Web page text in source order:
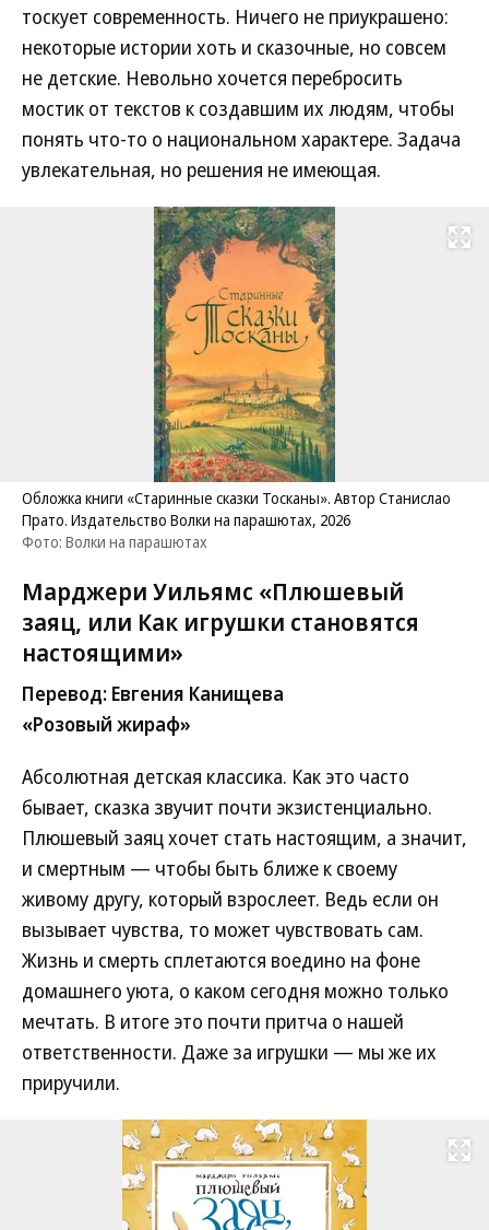
тоскует современность. Ничего не приукрашено:
некоторые истории хоть и сказочные, но совсем
не детские. Невольно хочется перебросить
мостик от текстов к создавшим их людям, чтобы
понять что-то о национальном характере. Задача
увлекательная, но решения не имеющая.
Развернуть
Обложка книги «Старинные сказки Тосканы». Автор Станислао
Прато. Издательство Волки на парашютах, 2026
Фото: Волки на парашютах
Марджери Уильямс «Плюшевый
заяц, или Как игрушки становятся
настоящими»
Перевод: Евгения Канищева
«Розовый жираф»
Абсолютная детская классика. Как это часто
бывает, сказка звучит почти экзистенциально.
Плюшевый заяц хочет стать настоящим, а значит,
и смертным — чтобы быть ближе к своему
живому другу, который взрослеет. Ведь если он
вызывает чувства, то может чувствовать сам.
Жизнь и смерть сплетаются воедино на фоне
домашнего уюта, о каком сегодня можно только
мечтать. В итоге это почти притча о нашей
ответственности. Даже за игрушки — мы же их
приручили.
Развернуть